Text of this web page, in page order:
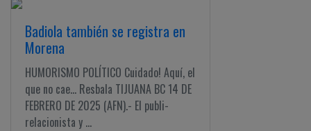
Badiola también se registra en
Morena
HUMORISMO POLÍTICO Cuidado! Aquí, el
que no cae... Resbala TIJUANA BC 14 DE
FEBRERO DE 2025 (AFN).- El publi-
relacionista y ...